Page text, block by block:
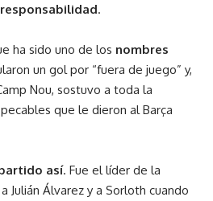
responsabilidad.
ha sido uno de los nombres
un gol por “fuera de juego” y,
Nou, sostuvo a toda la
que le dieron al Barça
así. Fue el líder de la
Julián Álvarez y a Sorloth cuando